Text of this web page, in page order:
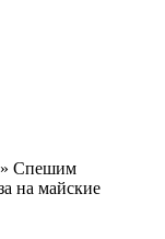
» Спешим
на майские